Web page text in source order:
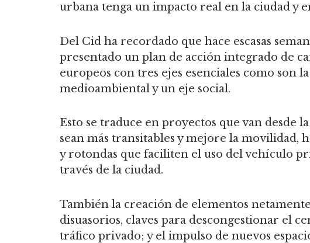
urbana tenga un impacto real en la ciudad y
Del Cid ha recordado que hace escasas
presentado un plan de acción integrado de
europeos con tres ejes esenciales como son
medioambiental y un eje social.
Esto se traduce en proyectos que van desde
sean más transitables y mejore la movilidad,
y rotondas que faciliten el uso del vehículo
través de la ciudad.
También la creación de elementos
disuasorios, claves para descongestionar el
tráfico privado; y el impulso de nuevos